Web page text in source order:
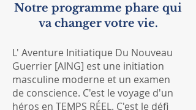
Notre programme phare qui
va changer votre vie.
L' Aventure Initiatique Du Nouveau
Guerrier [AING] est une initiation
masculine moderne et un examen
de conscience. C'est le voyage d'un
héros en TEMPS RÉEL. C'est le défi